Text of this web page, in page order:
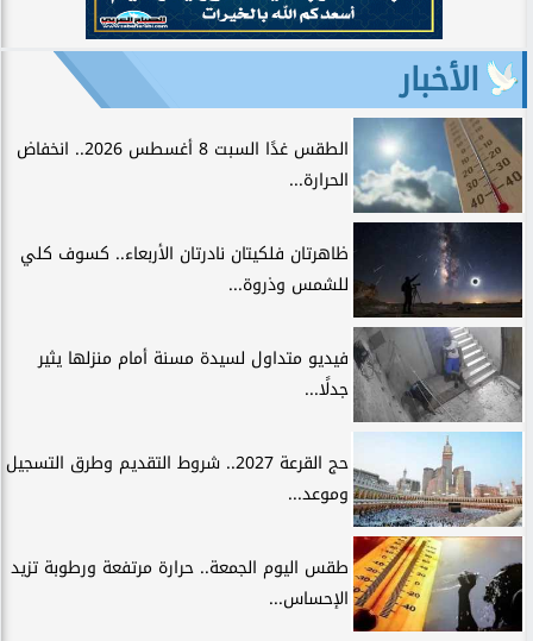
الأخبار
الطقس غدًا السبت 8 أغسطس 2026.. انخفاض
الحرارة...
ظاهرتان فلكيتان نادرتان الأربعاء.. كسوف كلي
للشمس وذروة...
فيديو متداول لسيدة مسنة أمام منزلها يثير
جدلًا...
حج القرعة 2027.. شروط التقديم وطرق التسجيل
وموعد...
طقس اليوم الجمعة.. حرارة مرتفعة ورطوبة تزيد
الإحساس...